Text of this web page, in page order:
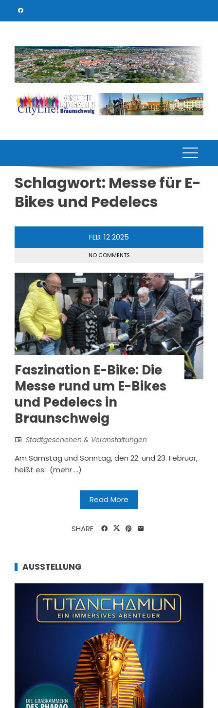
Schlagwort: Messe für E-
Bikes und Pedelecs
FEB. 122025
NO COMMENTS
Faszination E-Bike: Die
Messe rund um E-Bikes
und Pedelecs in
Braunschweig
Stadtgeschehen & Veranstaltungen
Am Samstag und Sonntag, den 22. und 23. Februar,
heißt es: (mehr …)
Read More
SHARE
AUSSTELLUNG